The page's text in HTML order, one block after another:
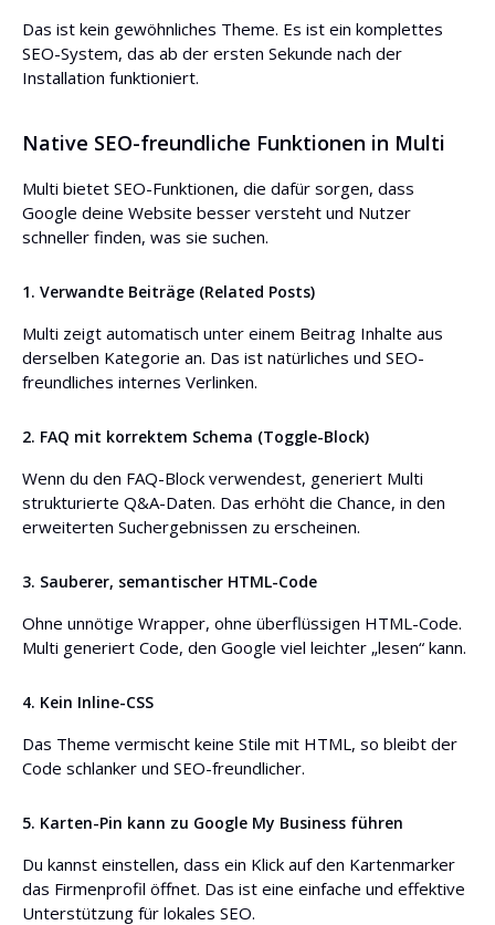
Das ist kein gewöhnliches Theme. Es ist ein komplettes
SEO-System, das ab der ersten Sekunde nach der
Installation funktioniert.
Native SEO-freundliche Funktionen in Multi
Multi bietet SEO-Funktionen, die dafür sorgen, dass
Google deine Website besser versteht und Nutzer
schneller finden, was sie suchen.
1. Verwandte Beiträge (Related Posts)
Multi zeigt automatisch unter einem Beitrag Inhalte aus
derselben Kategorie an. Das ist natürliches und SEO-
freundliches internes Verlinken.
2. FAQ mit korrektem Schema (Toggle-Block)
Wenn du den FAQ-Block verwendest, generiert Multi
strukturierte Q&A-Daten. Das erhöht die Chance, in den
erweiterten Suchergebnissen zu erscheinen.
3. Sauberer, semantischer HTML-Code
Ohne unnötige Wrapper, ohne überflüssigen HTML-Code.
Multi generiert Code, den Google viel leichter „lesen“ kann.
4. Kein Inline-CSS
Das Theme vermischt keine Stile mit HTML, so bleibt der
Code schlanker und SEO-freundlicher.
5. Karten-Pin kann zu Google My Business führen
Du kannst einstellen, dass ein Klick auf den Kartenmarker
das Firmenprofil öffnet. Das ist eine einfache und effektive
Unterstützung für lokales SEO.